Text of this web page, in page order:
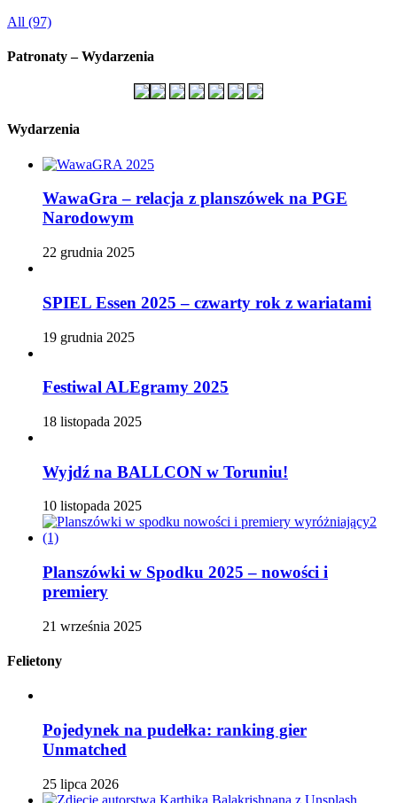
All (97)
Patronaty – Wydarzenia
Wydarzenia
WawaGra – relacja z planszówek na PGE
Narodowym
22 grudnia 2025
SPIEL Essen 2025 – czwarty rok z wariatami
19 grudnia 2025
Festiwal ALEgramy 2025
18 listopada 2025
Wyjdź na BALLCON w Toruniu!
10 listopada 2025
Planszówki w Spodku 2025 – nowości i
premiery
21 września 2025
Felietony
Pojedynek na pudełka: ranking gier
Unmatched
25 lipca 2026